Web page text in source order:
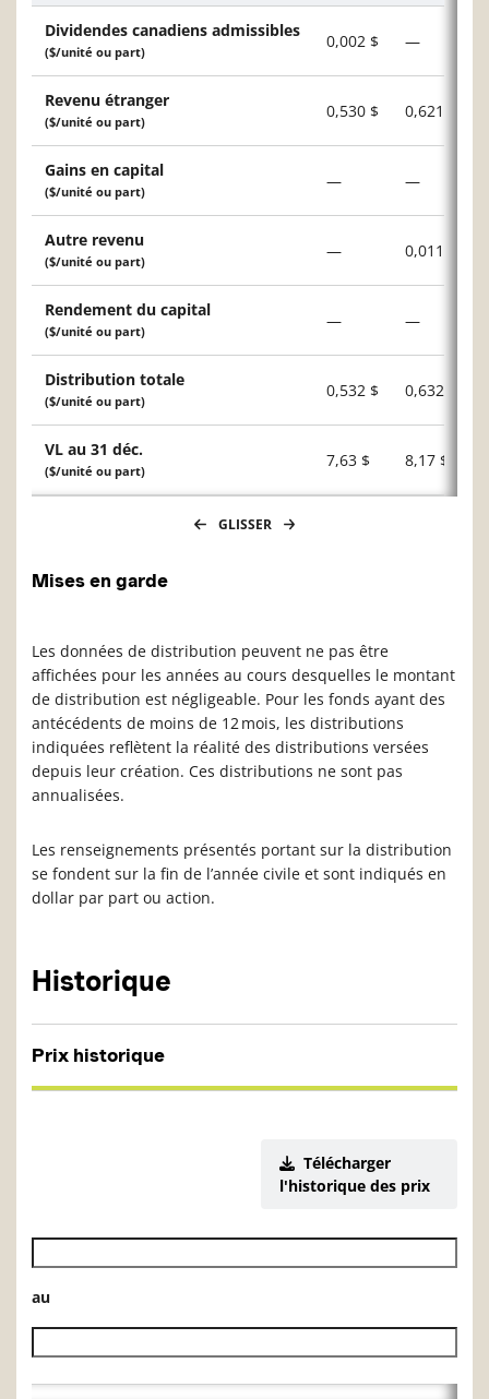
Dividendes canadiens admissibles
($/unité ou part)
0,002 $ —
Revenu étranger
($/unité ou part)
0,530 $ 0,621 $
Gains en capital
($/unité ou part)
— —
Autre revenu
($/unité ou part)
— 0,011 $
Rendement du capital
($/unité ou part)
— —
Distribution totale
($/unité ou part)
0,532 $ 0,632 $
VL au 31 déc.
($/unité ou part)
7,63 $ 8,17 $
GLISSER
Mises en garde
Les données de distribution peuvent ne pas être
affichées pour les années au cours desquelles le montant
de distribution est négligeable. Pour les fonds ayant des
antécédents de moins de 12 mois, les distributions
indiquées reflètent la réalité des distributions versées
depuis leur création. Ces distributions ne sont pas
annualisées.
Les renseignements présentés portant sur la distribution
se fondent sur la fin de l’année civile et sont indiqués en
dollar par part ou action.
Historique
Prix historique
Télécharger
l'historique des prix
Date de début de l’historique des VL
au
Date de fin de l’historique des VL